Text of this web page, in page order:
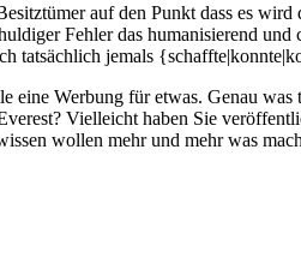
auf den Punkt dass es
Fehler das humanisierend
tatsächlich jemals
eine Werbung für etwas. Genau
Vielleicht haben Sie
wollen mehr und mehr was